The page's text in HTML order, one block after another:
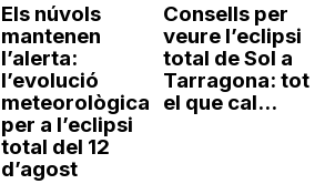
Els núvols
mantenen
l’alerta:
l’evolució
meteorològica
per a l’eclipsi
total del 12
d’agost
Consells per
veure l’eclipsi
total de Sol a
Tarragona: tot
el que cal...